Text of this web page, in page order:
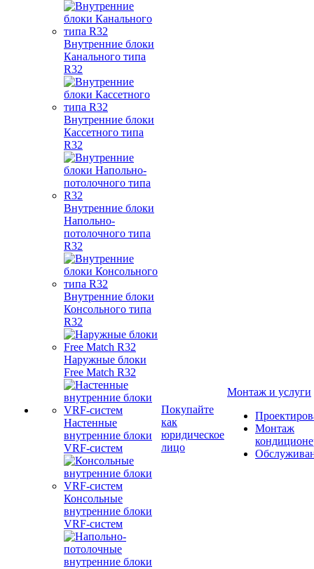
Внутренние блоки
Канального типа
R32
Внутренние блоки
Кассетного типа
R32
Внутренние блоки
Напольно-
потолочного типа
R32
Внутренние блоки
Консольного типа
R32
Наружные блоки
Free Match R32
Настенные
внутренние блоки
VRF-систем
Консольные
внутренние блоки
VRF-систем
Покупайте
как
юридическое
лицо
Монтаж и услуги
Монтаж